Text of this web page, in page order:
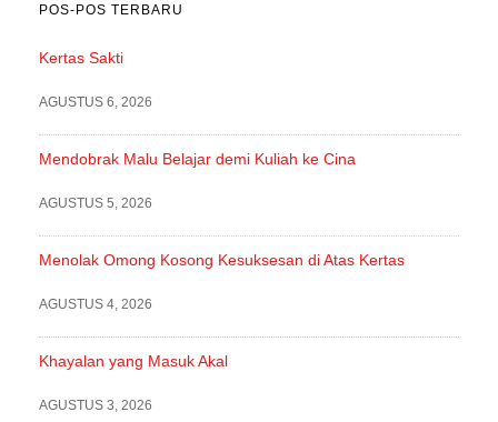
POS-POS TERBARU
Kertas Sakti
AGUSTUS 6, 2026
Mendobrak Malu Belajar demi Kuliah ke Cina
AGUSTUS 5, 2026
Menolak Omong Kosong Kesuksesan di Atas Kertas
AGUSTUS 4, 2026
Khayalan yang Masuk Akal
AGUSTUS 3, 2026